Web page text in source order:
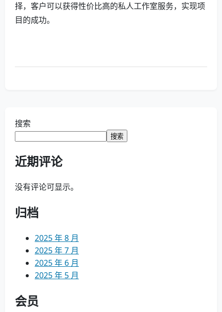
择，客户可以获得性价比高的私人工作室服务，实现项
目的成功。
搜索
搜索
近期评论
没有评论可显示。
归档
2025 年 8 月
2025 年 7 月
2025 年 6 月
2025 年 5 月
会员